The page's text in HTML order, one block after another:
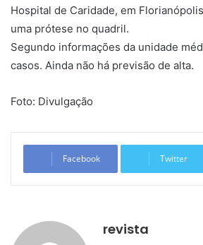
Hospital de Caridade, em
uma prótese no quadril.
Segundo informações da unidade
casos. Ainda não há previsão de alta.
Foto: Divulgação
Facebook Twitter
revista